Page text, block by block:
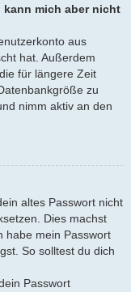
kann mich aber nicht
aus
hat. Außerdem
für längere Zeit
zu
nimm aktiv an den
altes Passwort nicht
Dies machst
habe mein Passwort
So solltest du dich
Passwort